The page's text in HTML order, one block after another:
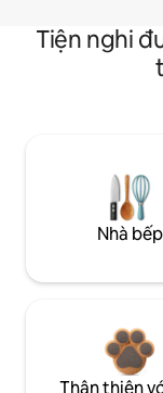
Tiện nghi
Nhà bếp
Thân thiện